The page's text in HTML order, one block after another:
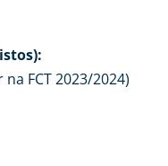
FCT 2023/2024)